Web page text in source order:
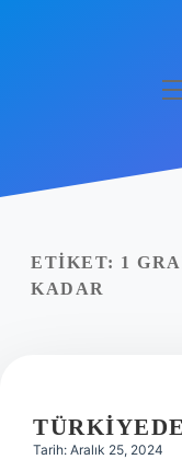
Yasal Uyarı
ETIKET: 1
KADAR
Tarih: Aralık 25, 2024